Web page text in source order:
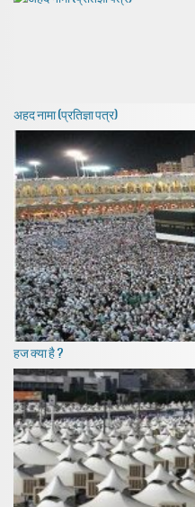
अहद नामा (प्रतिज्ञा पत्र)
हज क्या है ?